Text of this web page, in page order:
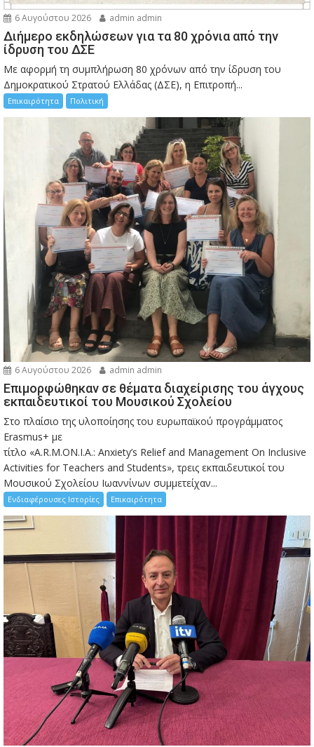
6 Αυγούστου 2026 admin admin
Διήμερο εκδηλώσεων για τα 80 χρόνια από την
ίδρυση του ΔΣΕ
Με αφορμή τη συμπλήρωση 80 χρόνων από την ίδρυση του
Δημοκρατικού Στρατού Ελλάδας (ΔΣΕ), η Επιτροπή...
Επικαιρότητα Πολιτική
6 Αυγούστου 2026 admin admin
Eπιμορφώθηκαν σε θέματα διαχείρισης του άγχους
εκπαιδευτικοί του Μουσικού Σχολείου
Στο πλαίσιο της υλοποίησης του ευρωπαϊκού προγράμματος
Erasmus+ με
τίτλο «A.R.M.ON.I.A.: Anxiety’s Relief and Management On Inclusive
Activities for Teachers and Students», τρεις εκπαιδευτικοί του
Μουσικού Σχολείου Ιωαννίνων συμμετείχαν...
Ενδιαφέρουσες Ιστορίες Επικαιρότητα